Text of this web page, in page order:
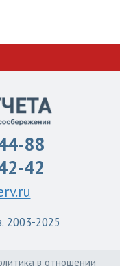
88
42
2003-2025
в отношении